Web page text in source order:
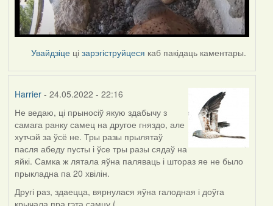
Увайдзіце цізарэгіструйцеся каб пакідаць каментары.
Harrier- 24.05.2022 - 22:16
Не ведаю, ці прыносіў якую здабычу з
самага ранку самец на другое гняздо, але
хутчэй за ўсё не. Тры разы прылятаў
пасля абеду пусты і ўсе тры разы сядаў на
яйкі. Самка ж лятала яўна паляваць і штораз яе не было
прыкладна па 20 хвілін.
Другі раз, здаецца, вярнулася яўна галодная і доўга
крычала пра гэта самцу (